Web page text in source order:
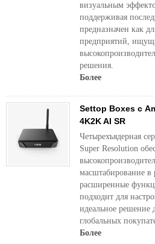
визуальным
поддерживая
предназначен как
предприятий,
решения.
Более
Settop Boxes с
4K2K AI SR
Четырехъядерная
Super Resolution
масштабирование в
расширенные
подходит для
идеальное решение
глобальных
Более